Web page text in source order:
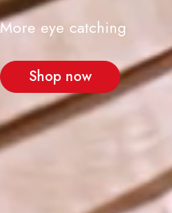
More eye catching
Shop now